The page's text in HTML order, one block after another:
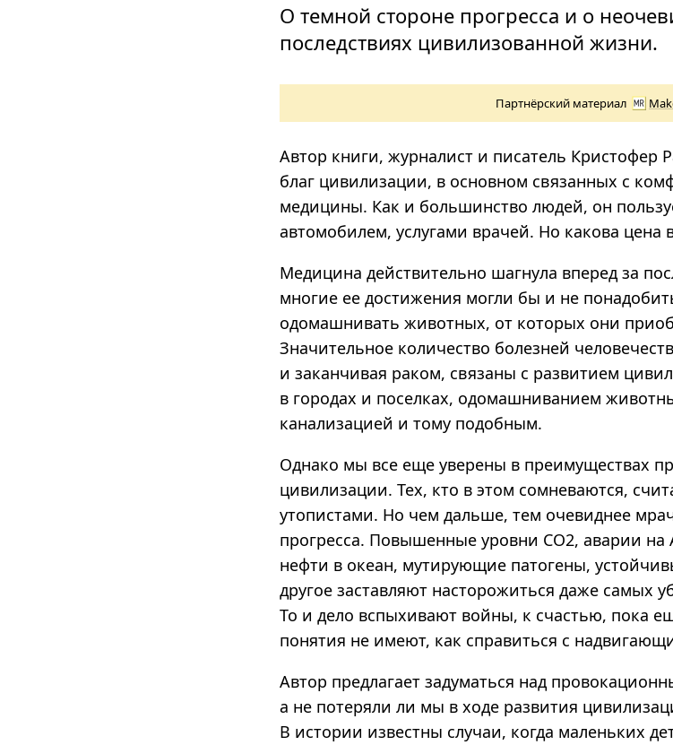
О темной стороне прогресса и о
последствиях цивилизованной жизни.
Партнёрский материал
Автор книги, журналист и писатель Кристофер
благ цивилизации, в основном связанных с
медицины. Как и большинство людей, он
автомобилем, услугами врачей. Но какова цена
Медицина действительно шагнула вперед за
многие ее достижения могли бы и не
одомашнивать животных, от которых они
Значительное количество болезней
и заканчивая раком, связаны с развитием
в городах и поселках, одомашниванием
канализацией и тому подобным.
Однако мы все еще уверены в преимуществах
цивилизации. Тех, кто в этом сомневаются,
утопистами. Но чем дальше, тем очевиднее
прогресса. Повышенные уровни СО2, аварии на
нефти в океан, мутирующие патогены,
другое заставляют насторожиться даже самых
То и дело вспыхивают войны, к счастью, пока
понятия не имеют, как справиться с
Автор предлагает задуматься над
а не потеряли ли мы в ходе развития
В истории известны случаи, когда маленьких